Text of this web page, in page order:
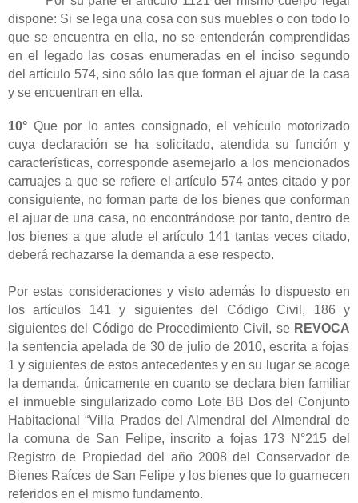
dispone: Si se lega una cosa con sus muebles o con todo lo
que se encuentra en ella, no se entenderán comprendidas
en el legado las cosas enumeradas en el inciso segundo
del artículo 574, sino sólo las que forman el ajuar de la casa
y se encuentran en ella.
10° Que por lo antes consignado, el vehículo motorizado
cuya declaración se ha solicitado, atendida su función y
características, corresponde asemejarlo a los mencionados
carruajes a que se refiere el artículo 574 antes citado y por
consiguiente, no forman parte de los bienes que conforman
el ajuar de una casa, no encontrándose por tanto, dentro de
los bienes a que alude el artículo 141 tantas veces citado,
deberá rechazarse la demanda a ese respecto.
Por estas consideraciones y visto además lo dispuesto en
los artículos 141 y siguientes del Código Civil, 186 y
siguientes del Código de Procedimiento Civil, se REVOCA
la sentencia apelada de 30 de julio de 2010, escrita a fojas
1 y siguientes de estos antecedentes y en su lugar se acoge
la demanda, únicamente en cuanto se declara bien familiar
el inmueble singularizado como Lote BB Dos del Conjunto
Habitacional “Villa Prados del Almendral del Almendral de
la comuna de San Felipe, inscrito a fojas 173 N°215 del
Registro de Propiedad del año 2008 del Conservador de
Bienes Raíces de San Felipe y los bienes que lo guarnecen
referidos en el mismo fundamento.